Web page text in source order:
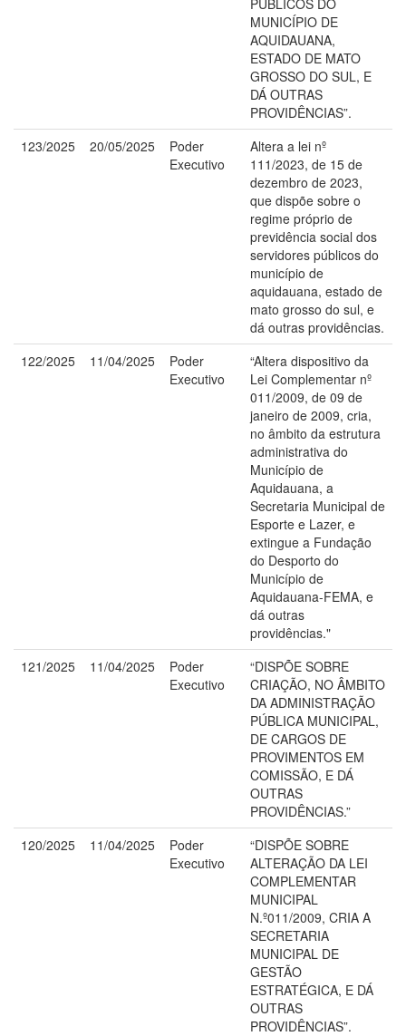
MUNICÍPIO DE
AQUIDAUANA,
ESTADO DE MATO
GROSSO DO SUL, E
DÁ OUTRAS
PROVIDÊNCIAS”.
123/2025
20/05/2025
Poder
Executivo
Altera a lei nº
111/2023, de 15 de
dezembro de 2023,
que dispõe sobre o
regime próprio de
previdência social dos
servidores públicos do
município de
aquidauana, estado de
mato grosso do sul, e
dá outras providências.
122/2025
11/04/2025
Poder
Executivo
“Altera dispositivo da
Lei Complementar nº
011/2009, de 09 de
janeiro de 2009, cria,
no âmbito da estrutura
administrativa do
Município de
Aquidauana, a
Secretaria Municipal de
Esporte e Lazer, e
extingue a Fundação
do Desporto do
Município de
Aquidauana-FEMA, e
dá outras
providências."
121/2025
11/04/2025
Poder
Executivo
“DISPÕE SOBRE
CRIAÇÃO, NO ÂMBITO
DA ADMINISTRAÇÃO
PÚBLICA MUNICIPAL,
DE CARGOS DE
PROVIMENTOS EM
COMISSÃO, E DÁ
OUTRAS
PROVIDÊNCIAS.”
120/2025
11/04/2025
Poder
Executivo
“DISPÕE SOBRE
ALTERAÇÃO DA LEI
COMPLEMENTAR
MUNICIPAL
N.º011/2009, CRIA A
SECRETARIA
MUNICIPAL DE
GESTÃO
ESTRATÉGICA, E DÁ
OUTRAS
PROVIDÊNCIAS”.